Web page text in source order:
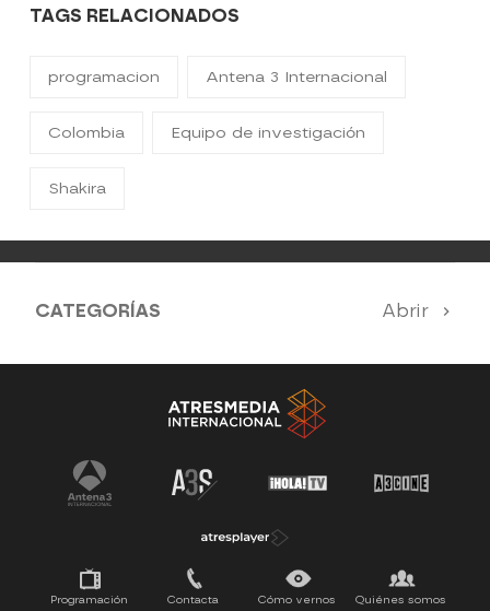
TAGS RELACIONADOS
programacion Antena 3 Internacional
Colombia Equipo de investigación
Shakira
CATEGORÍAS Abrir
Antena 3 Noticias El Hormiguero
Tu cara me suena Pasapalabra
Programación Contacta Cómo vernos Quiénes somos